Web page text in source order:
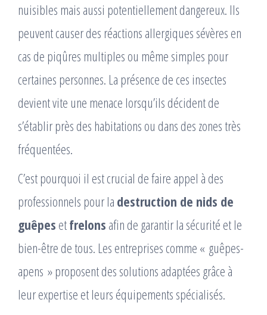
nuisibles mais aussi potentiellement dangereux. Ils
peuvent causer des réactions allergiques sévères en
cas de piqûres multiples ou même simples pour
certaines personnes. La présence de ces insectes
devient vite une menace lorsqu’ils décident de
s’établir près des habitations ou dans des zones très
fréquentées.
C’est pourquoi il est crucial de faire appel à des
professionnels pour la destruction de nids de
guêpes etfrelons afin de garantir la sécurité et le
bien-être de tous. Les entreprises comme « guêpes-
apens » proposent des solutions adaptées grâce à
leur expertise et leurs équipements spécialisés.